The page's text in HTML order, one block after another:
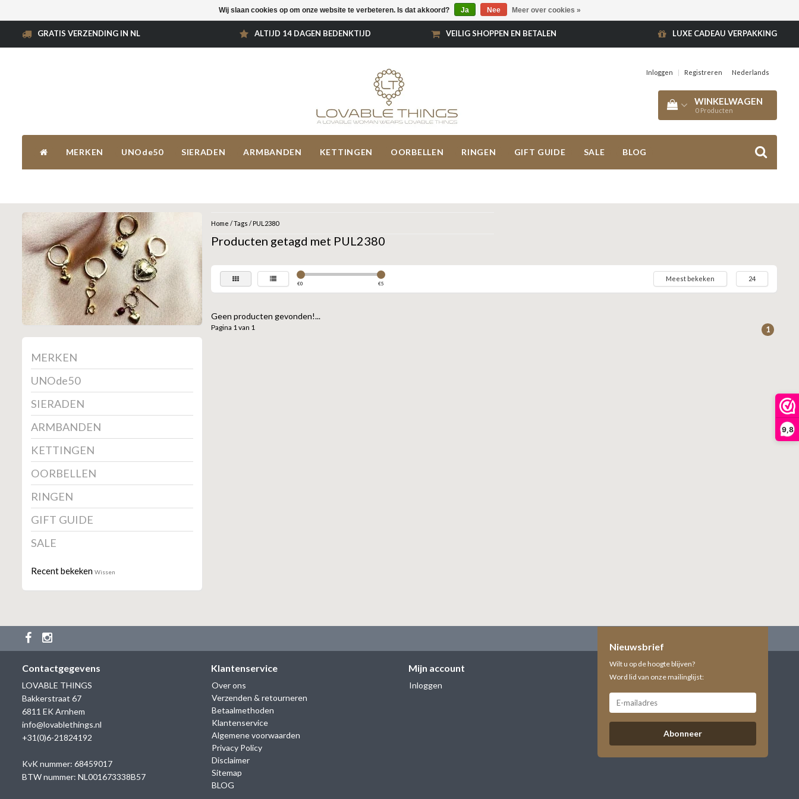
9,8
GRATIS VERZENDING IN NL ALTIJD 14 DAGEN BEDENKTIJD VEILIG SHOPPEN EN BETALEN LUXE CADEAU VERPAKKING
Inloggen | Registreren Nederlands
WINKELWAGEN
0 Producten
MERKEN UNOde50 SIERADEN ARMBANDEN KETTINGEN OORBELLEN RINGEN GIFT GUIDE SALE BLOG
MERKEN
UNOde50
SIERADEN
ARMBANDEN
KETTINGEN
OORBELLEN
RINGEN
GIFT GUIDE
SALE
Recent bekeken Wissen
Home /Tags / PUL2380
Producten getagd met PUL2380
€0 €5
Meest bekeken 24
Geen producten gevonden!...
Pagina 1 van 1 1
Contactgegevens
LOVABLE THINGS
Bakkerstraat 67
6811 EK Arnhem
info@lovablethings.nl
+31(0)6-21824192
KvK nummer: 68459017
BTW nummer: NL001673338B57
Klantenservice
Over ons
Verzenden & retourneren
Betaalmethoden
Klantenservice
Algemene voorwaarden
Privacy Policy
Disclaimer
Sitemap
BLOG
Mijn account
Inloggen
Nieuwsbrief
Wilt u op de hoogte blijven?
Word lid van onze mailinglijst:
Abonneer
Wij slaan cookies op om onze website te verbeteren. Is dat akkoord? Ja Nee Meer over cookies »